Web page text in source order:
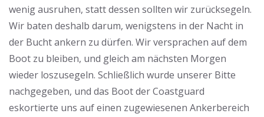
wenig ausruhen, statt dessen sollten wir zurücksegeln.
Wir baten deshalb darum, wenigstens in der Nacht in
der Bucht ankern zu dürfen. Wir versprachen auf dem
Boot zu bleiben, und gleich am nächsten Morgen
wieder loszusegeln. Schließlich wurde unserer Bitte
nachgegeben, und das Boot der Coastguard
eskortierte uns auf einen zugewiesenen Ankerbereich